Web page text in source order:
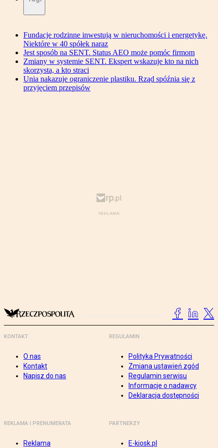
Fundacje rodzinne inwestują w nieruchomości i energetykę.
Niektóre w 40 spółek naraz
Jest sposób na SENT. Status AEO może pomóc firmom
Zmiany w systemie SENT. Ekspert wskazuje kto na nich
skorzysta, a kto straci
Unia nakazuje ograniczenie plastiku. Rząd spóźnia się z
przyjęciem przepisów
KONTAKT
O nas
Kontakt
Napisz do nas
REGULAMIN
Polityka Prywatności
Zmiana ustawień zgód
Regulamin serwisu
Informacje o nadawcy
Deklaracja dostępności
REKLAMA I PRENUMERATA
Reklama
PARTNERZY
E-kiosk.pl